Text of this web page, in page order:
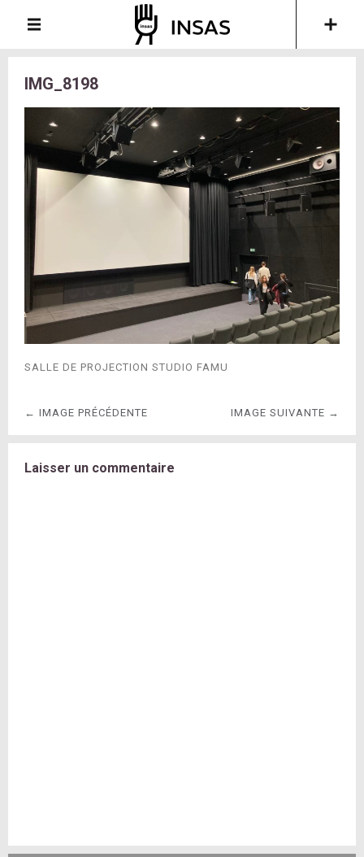
IMG_8198
SALLE DE PROJECTION STUDIO FAMU
← IMAGE PRÉCÉDENTE IMAGE SUIVANTE →
Laisser un commentaire